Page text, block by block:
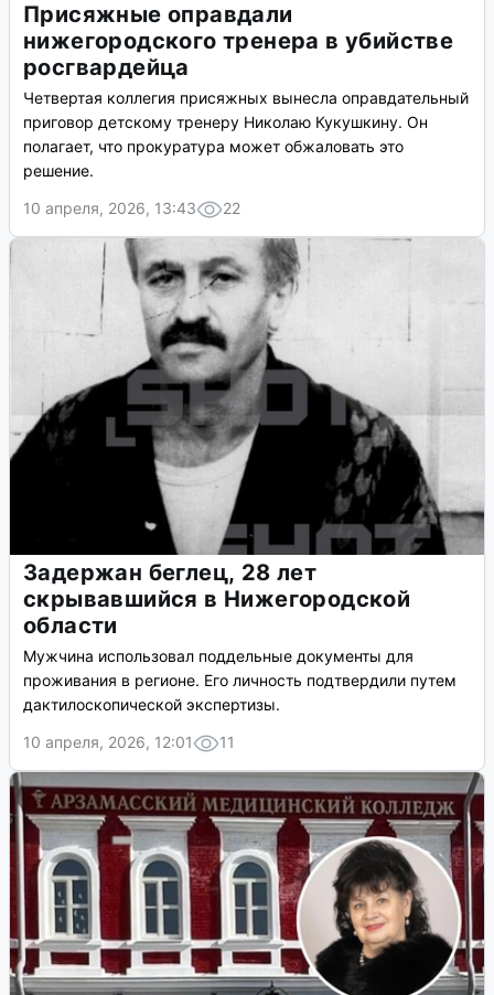
Присяжные оправдали
нижегородского тренера в убийстве
росгвардейца
Четвертая коллегия присяжных вынесла оправдательный
приговор детскому тренеру Николаю Кукушкину. Он
полагает, что прокуратура может обжаловать это
решение.
10 апреля, 2026, 13:43
22
Задержан беглец, 28 лет
скрывавшийся в Нижегородской
области
Мужчина использовал поддельные документы для
проживания в регионе. Его личность подтвердили путем
дактилоскопической экспертизы.
10 апреля, 2026, 12:01
11